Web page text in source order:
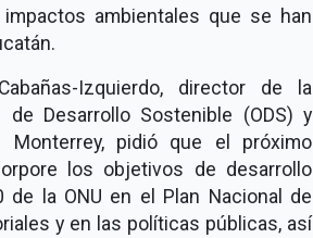
ambientales que se han
Izquierdo, director de la
Desarrollo Sostenible (ODS) y
pidió que el próximo
los objetivos de desarrollo
la ONU en el Plan Nacional de
y en las políticas públicas, así